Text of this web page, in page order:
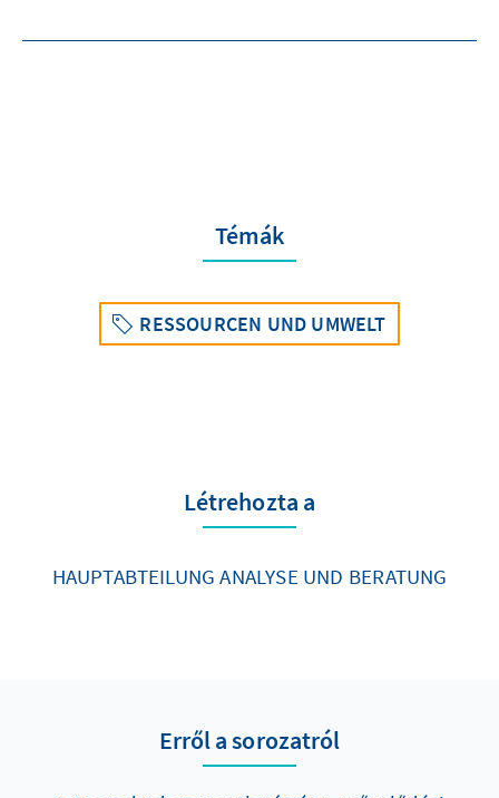
Témák
RESSOURCEN UND UMWELT
Létrehozta a
HAUPTABTEILUNG ANALYSE UND BERATUNG
Erről a sorozatról